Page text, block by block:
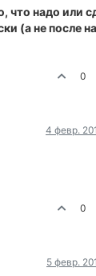
надо или
(а не после
0
4 февр.
0
5 февр.